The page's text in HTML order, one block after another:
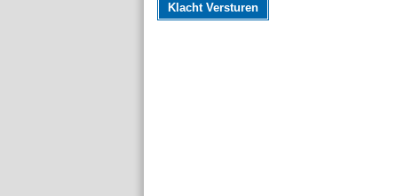
Klacht Versturen